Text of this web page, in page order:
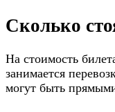
Сколько
На стоимость
занимается
могут быть